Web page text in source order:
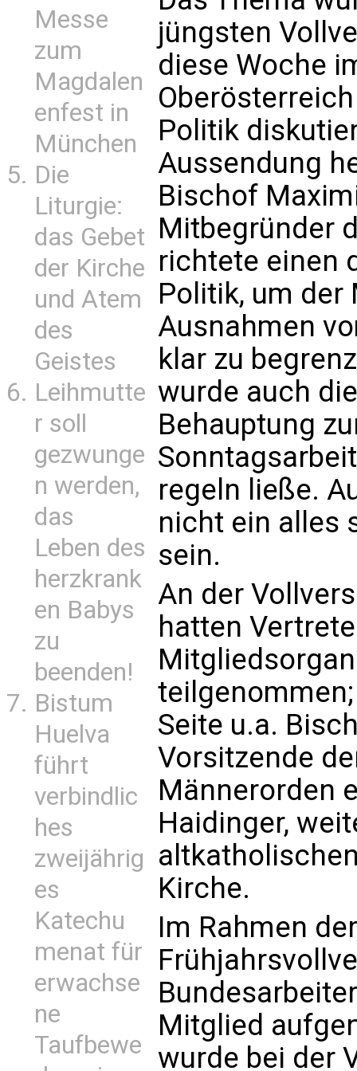
Messe
zum
Magdalen
enfest in
München
Die
Liturgie:
das Gebet
der Kirche
und Atem
des
Geistes
Leihmutte
r soll
gezwunge
n werden,
das
Leben des
herzkrank
en Babys
zu
beenden!
Bistum
Huelva
führt
verbindlic
hes
zweijährig
es
Katechu
menat für
erwachse
ne
Taufbewe
jüngsten
diese Woche
Politik
Aussendung
Bischof
Mitbegründer
richtete einen
Politik, um
Ausnahmen
klar zu
wurde auch
Behauptung
regeln ließe.
nicht ein alles
sein.
An der
hatten
Seite u.a.
Vorsitzende
Männerorden
Haidinger,
Kirche.
Im Rahmen der
Mitglied
wurde bei der